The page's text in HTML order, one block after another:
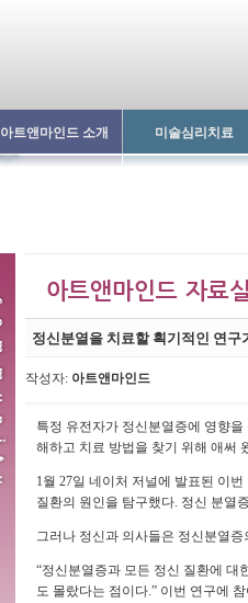
아트앤마인드 소개 미술심리치료
정신분열을 치료할 획기적인 연구
작성자: 아트앤마인드
특정 유전자가 정신분열증에 영향
해하고 치료 방법을 찾기 위해 애써
1월 27일 네이처 저널에 발표된 이번
질환의 원인을 탐구했다. 정신 분열
그러나 정신과 의사들은 정신분열
“정신분열증과 모든 정신 질환에 대
도 몰랐다는 점이다.” 이번 연구에